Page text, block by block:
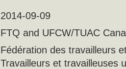
2014-09-09
FTQ and UFCW/TUAC
Fédération des travailleurs
Travailleurs et travailleuses